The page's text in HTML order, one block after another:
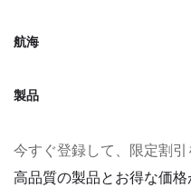
航海
製品
今すぐ登録して、限定割引
高品質の製品とお得な価格